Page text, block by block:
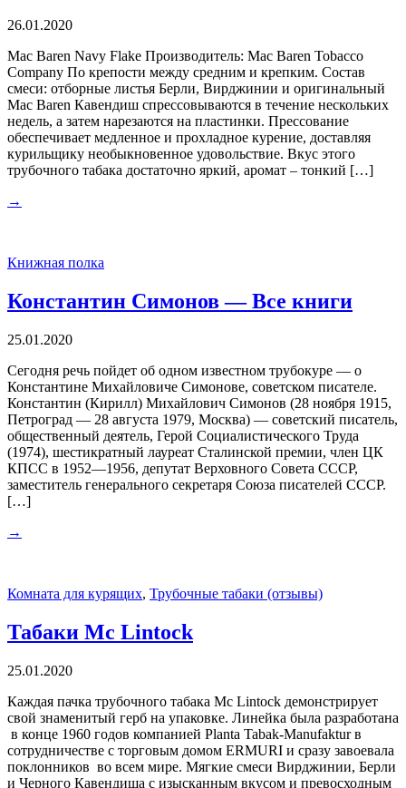
26.01.2020
Mac Baren Navy Flake Производитель: Mac Baren Tobacco
Company По крепости между средним и крепким. Состав
смеси: отборные листья Берли, Вирджинии и оригинальный
Mac Baren Кавендиш спрессовываются в течение нескольких
недель, а затем нарезаются на пластинки. Прессование
обеспечивает медленное и прохладное курение, доставляя
курильщику необыкновенное удовольствие. Вкус этого
трубочного табака достаточно яркий, аромат – тонкий […]
→
Книжная полка
Константин Симонов — Все книги
25.01.2020
Сегодня речь пойдет об одном известном трубокуре — о
Константине Михайловиче Симонове, советском писателе.
Константин (Кирилл) Михайлович Симонов (28 ноября 1915,
Петроград — 28 августа 1979, Москва) — советский писатель,
общественный деятель, Герой Социалистического Труда
(1974), шестикратный лауреат Сталинской премии, член ЦК
КПСС в 1952—1956, депутат Верховного Совета СССР,
заместитель генерального секретаря Союза писателей СССР.
[…]
→
Комната для курящих, Трубочные табаки (отзывы)
Табаки Mc Lintock
25.01.2020
Каждая пачка трубочного табака Mc Lintock демонстрирует
свой знаменитый герб на упаковке. Линейка была разработана
в конце 1960 годов компанией Planta Tabak-Manufaktur в
сотрудничестве с торговым домом ERMURI и сразу завоевала
поклонников во всем мире. Мягкие смеси Вирджинии, Берли
и Черного Кавендиша с изысканным вкусом и превосходным